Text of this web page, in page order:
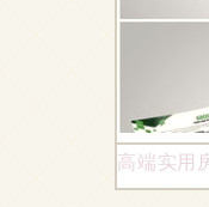
高端实用